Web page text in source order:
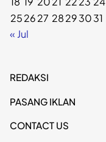
252627 28293031
« Jul
REDAKSI
PASANG IKLAN
CONTACT US